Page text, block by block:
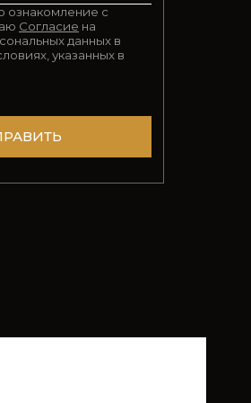
ознакомление с
Согласие на
данных в
указанных в